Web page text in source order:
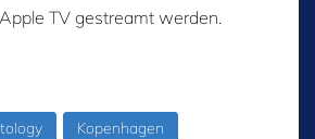
TV gestreamt werden.
Kopenhagen